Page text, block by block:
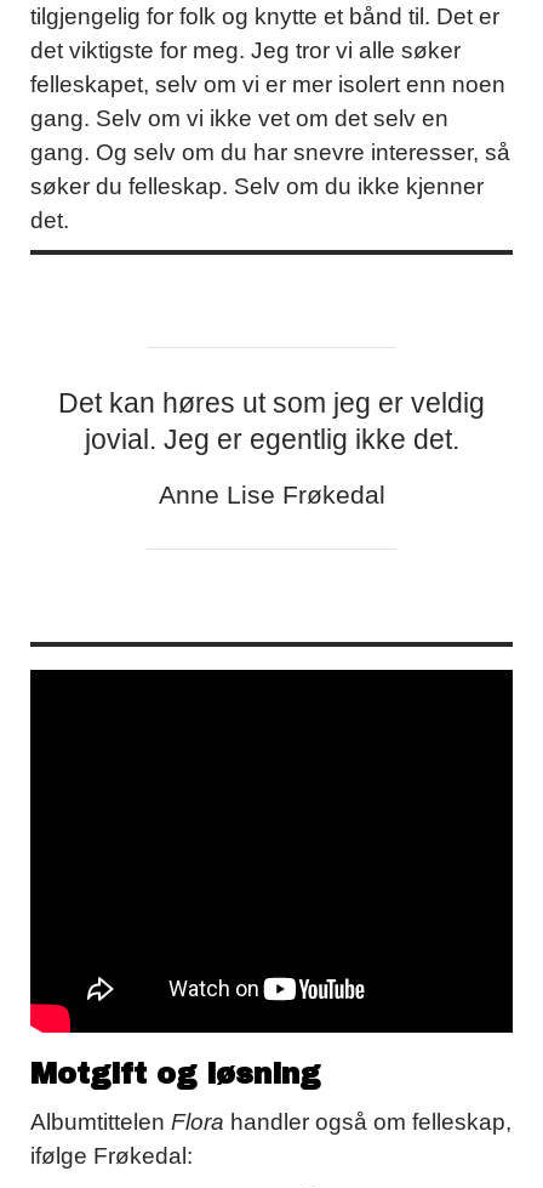
tilgjengelig for folk og knytte et bånd til. Det er
det viktigste for meg. Jeg tror vi alle søker
felleskapet, selv om vi er mer isolert enn noen
gang. Selv om vi ikke vet om det selv en
gang. Og selv om du har snevre interesser, så
søker du felleskap. Selv om du ikke kjenner
det.
Det kan høres ut som jeg er veldig
jovial. Jeg er egentlig ikke det.
Anne Lise Frøkedal
Motgift og løsning
Albumtittelen Flora handler også om felleskap,
ifølge Frøkedal: